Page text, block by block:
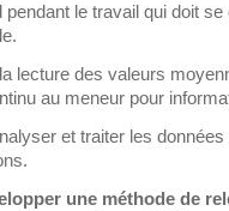
le travail qui doit se
lecture des valeurs
au meneur pour
et traiter les
une méthode de